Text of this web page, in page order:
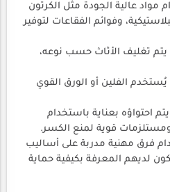
مواد عالية الجودة مثل الكرتون
وفوائم الفقاعات لتوفير
يتم تغليف الأثاث حسب نوعه،
يُستخدم الفلين أو الورق القوي
احتواؤه بعناية باستخدام
قوية لمنع الكسر.
فرق مهنية مدربة على أساليب
لديهم المعرفة بكيفية حماية